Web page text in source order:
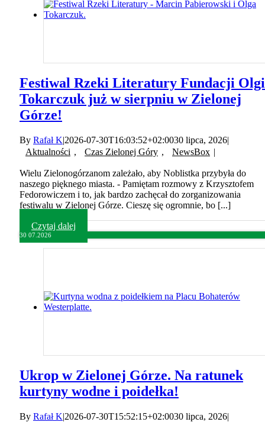
Festiwal Rzeki Literatury Fundacji Olgi
Tokarczuk już w sierpniu w Zielonej
Górze!
By Rafał K|2026-07-30T16:03:52+02:0030 lipca, 2026|
Aktualności , Czas Zielonej Góry , NewsBox |
Wielu Zielonogórzanom zależało, aby Noblistka przybyła do
naszego pięknego miasta. - Pamiętam rozmowy z Krzysztofem
Fedorowiczem i to, jak bardzo zachęcał do zorganizowania
festiwalu w Zielonej Górze. Cieszę się ogromnie, bo [...]
Czytaj dalej
30 07.2026
Ukrop w Zielonej Górze. Na ratunek
kurtyny wodne i poidełka!
By Rafał K|2026-07-30T15:52:15+02:0030 lipca, 2026|